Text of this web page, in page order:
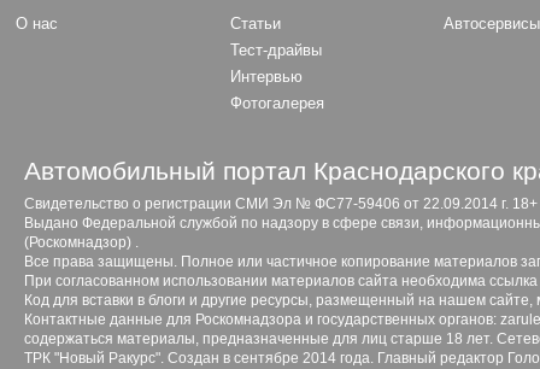
О нас
Статьи
Тест-драйвы
Интервью
Фотогалерея
Автосервисы
Автомобильный портал Краснодарского
Свидетельство о регистрации СМИ Эл № ФС77-59406 от 22.09.2014 г. 18+
Выдано Федеральной службой по надзору в сфере связи,
(Роскомнадзор) .
Все права защищены. Полное или частичное копирование материалов
При согласованном использовании материалов сайта необходима ссылка
Код для вставки в блоги и другие ресурсы, размещенный на нашем сайте,
Контактные данные для Роскомнадзора и государственных органов:
содержаться материалы, предназначенные для лиц старше 18 лет.
ТРК "Новый Ракурс". Создан в сентябре 2014 года. Главный редактор